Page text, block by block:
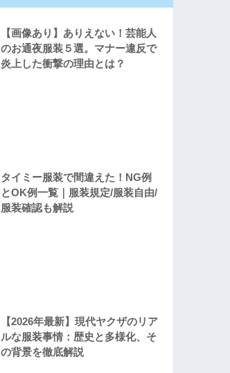
【画像あり】ありえない！芸能人
のお通夜服装５選。マナー違反で
炎上した衝撃の理由とは？
タイミー服装で間違えた！NG例
とOK例一覧｜服装規定/服装自由/
服装確認も解説
【2026年最新】現代ヤクザのリア
ルな服装事情：歴史と多様化、そ
の背景を徹底解説